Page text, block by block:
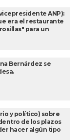
ANP):
era el restaurante
para un
Bernárdez se
y político) sobre
de los plazos
hacer algún tipo